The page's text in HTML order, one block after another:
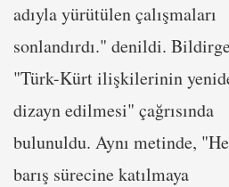
adıyla yürütülen çalışmaları
sonlandırdı." denildi.
"Türk-Kürt ilişkilerinin
dizayn edilmesi" çağrısında
bulunuldu. Aynı metinde,
barış sürecine katılmaya